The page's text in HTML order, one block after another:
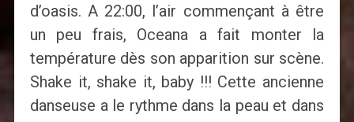
d’oasis. A 22:00, l’air commençant à être
un peu frais, Oceana a fait monter la
température dès son apparition sur scène.
Shake it, shake it, baby !!! Cette ancienne
danseuse a le rythme dans la peau et dans